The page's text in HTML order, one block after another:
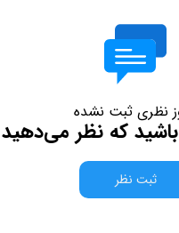
نظری ثبت نشده
که نظر می‌دهید
ثبت نظر